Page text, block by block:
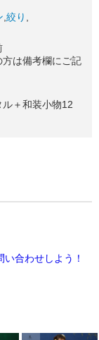
りいたしま
軽にご相談く
当日の着付
願いします。
取りの連絡が
うございまし
絞り
は備考欄にご記
＋和装小物12
合わせしよう！